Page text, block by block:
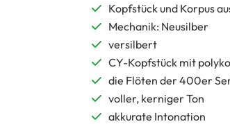
Kopfstück und Korpus
Mechanik: Neusilber
versilbert
CY-Kopfstück mit
die Flöten der 400er
voller, kerniger Ton
akkurate Intonation